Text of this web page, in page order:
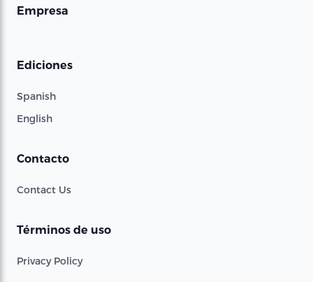
Empresa
Ediciones
Spanish
English
Contacto
Contact Us
Términos de uso
Privacy Policy